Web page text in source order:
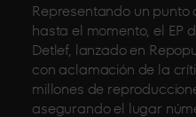
Representando un
hasta el momento, el EP
Detlef, lanzado en
con aclamación de la
millones de
asegurando el lugar